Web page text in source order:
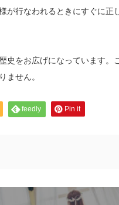
行なわれるときにすぐに正
史をお広げになっています。
ません。
feedly Pin it